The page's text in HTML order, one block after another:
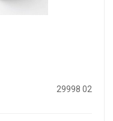
29998 02